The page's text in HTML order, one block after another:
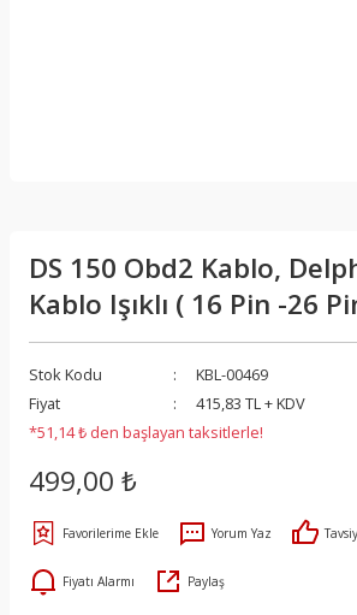
DS 150 Obd2 Kablo,
Kablo Işıklı ( 16 Pin -26
Stok Kodu
KBL-00469
Fiyat
415,83 TL + KDV
*51,14 ₺ den başlayan taksitlerle!
499,00 ₺
Yorum Yaz
Fiyatı Alarmı Paylaş